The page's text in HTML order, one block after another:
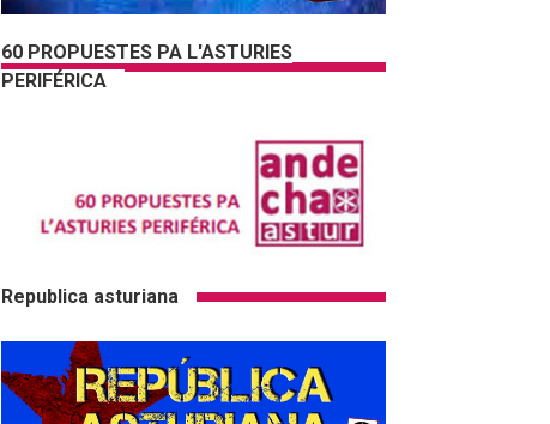
60 PROPUESTES PA L'ASTURIES
PERIFÉRICA
Republica asturiana